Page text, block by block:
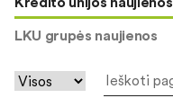
LKU grupės naujienos